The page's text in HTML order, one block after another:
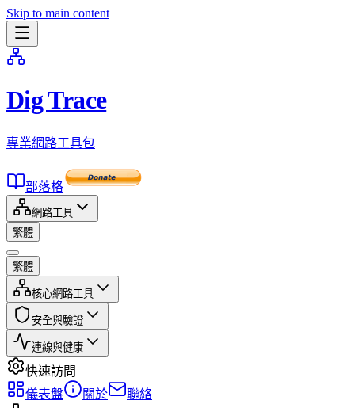
Skip to main content
Dig Trace
專業網路工具包
部落格
網路工具
繁體
繁體
核心網路工具
安全與驗證
連線與健康
快速訪問
儀表盤
關於
聯絡